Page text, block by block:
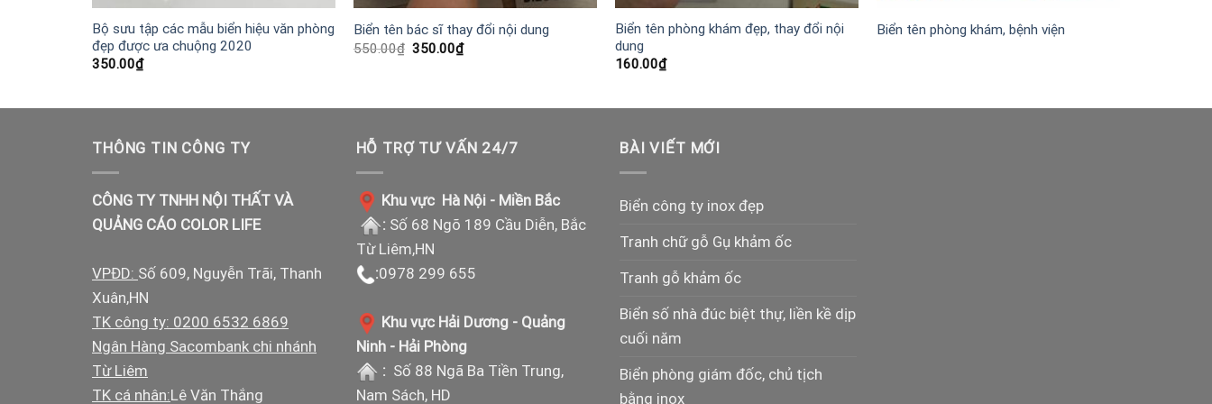
Bộ sưu tập các mẫu biển hiệu văn phòng
đẹp được ưa chuộng 2020
350.00₫
Biển tên bác sĩ thay đổi nội dung
550.00₫ Giá
350.00₫Giá
hiện
Biển tên phòng khám đẹp, thay đổi nội
dung
160.00₫
Biển tên phòng khám, bệnh viện
THÔNG TIN CÔNG TY
CÔNG TY TNHH NỘI THẤT VÀ
QUẢNG CÁO COLOR LIFE
VPĐD: Số 609, Nguyễn Trãi, Thanh
Xuân,HN
TK công ty: 0200 6532 6869
Ngân Hàng Sacombank chi nhánh
Từ Liêm
TK cá nhân:Lê Văn Thắng
HỖ TRỢ TƯ VẤN 24/7
Khu vực Hà Nội - Miền Bắc
: Số 68 Ngõ 189 Cầu Diễn, Bắc
Từ Liêm,HN
:0978 299 655
Khu vực Hải Dương - Quảng
Ninh - Hải Phòng
: Số 88 Ngã Ba Tiền Trung,
Nam Sách, HD
BÀI VIẾT MỚI
Biển công ty inox đẹp
Tranh chữ gỗ Gụ khảm ốc
Tranh gỗ khảm ốc
Biển số nhà đúc biệt thự, liền kề dịp
cuối năm
Biển phòng giám đốc, chủ tịch
bằng inox